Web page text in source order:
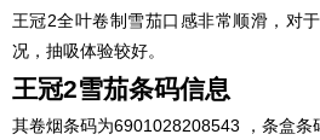
王冠2全叶卷制雪茄口感非常顺滑，对
况，抽吸体验较好。
王冠2雪茄条码信息
其卷烟条码为6901028208543 ，条盒条